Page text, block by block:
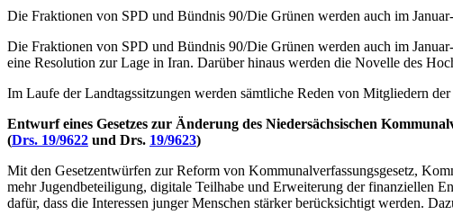
Die Fraktionen von SPD und Bündnis 90/Die Grünen werden auch im
Die Fraktionen von SPD und Bündnis 90/Die Grünen werden auch im
eine Resolution zur Lage in Iran. Darüber hinaus werden die Novelle des
Im Laufe der Landtagssitzungen werden sämtliche Reden von Mitgliedern
Entwurf eines Gesetzes zur Änderung des Niedersächsischen
(Drs. 19/9622 und Drs. 19/9623)
Mit den Gesetzentwürfen zur Reform von Kommunalverfassungsgesetz,
mehr Jugendbeteiligung, digitale Teilhabe und Erweiterung der finanziellen
dafür, dass die Interessen junger Menschen stärker berücksichtigt werden.